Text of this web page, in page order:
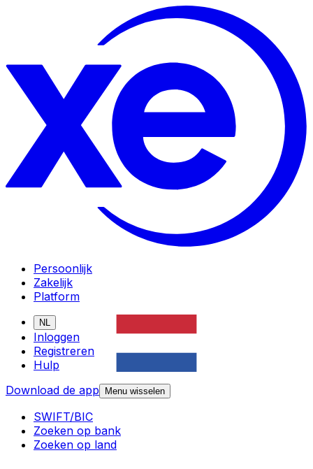
Persoonlijk
Zakelijk
Platform
NL
Inloggen
Registreren
Hulp
Download de app
Menu wisselen
SWIFT/BIC
Zoeken op bank
Zoeken op land